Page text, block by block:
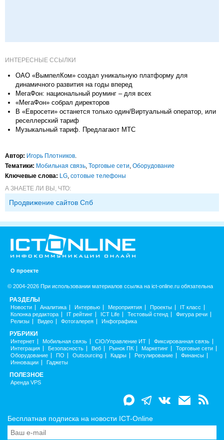
ИНТЕРЕСНЫЕ ССЫЛКИ
ОАО «ВымпелКом» создал уникальную платформу для
динамичного развития на годы вперед
МегаФон: национальный роуминг – для всех
«МегаФон» собрал директоров
В «Евросети» останется только один/Виртуальный оператор, или
реселлерский тариф
Музыкальный тариф. Предлагают МТС
Автор: Игорь Плотников
Тематики: Мобильная связь Торговые сети Оборудование
Ключевые слова: LG сотовые телефоны
А ЗНАЕТЕ ЛИ ВЫ, ЧТО:
Продвижение сайтов Спб
О проекте
© 2004-2026 При использовании материалов ссылка на ict-online.ru обязательна
РАЗДЕЛЫ
Новости Аналитика Интервью Мероприятия Проекты
IT класс
Колонка редактора
IT рейтинг ICT Life Тестовый стенд
Фигура речи
Релизы
Видео Фотогалерея Инфографика
РУБРИКИ
Интернет Мобильная связь CIO/Управление ИТ
Фиксированная связь
Интеграция
Безопасность Веб Рынок ПК Маркетинг
Торговые сети
Оборудование
ПО Outsourcing Кадры Регулирование
Финансы
Инновации
Гаджеты
ПОЛЕЗНОЕ
Аренда VPS
Бесплатная подписка на новости ICT-Online